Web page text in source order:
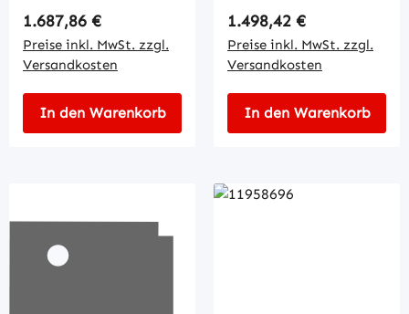
Regulärer Preis:
1.687,86 €
Preise inkl. MwSt. zzgl.
Versandkosten
In den Warenkorb
Regulärer Preis:
1.498,42 €
Preise inkl. MwSt. zzgl.
Versandkosten
In den Warenkorb